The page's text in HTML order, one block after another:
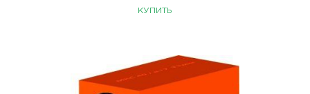
КУПИТЬ